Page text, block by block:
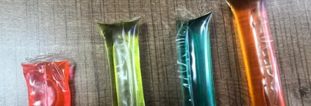
PLAN
DU
SITE